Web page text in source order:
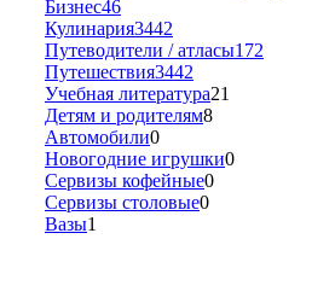
Бизнес46
Кулинария3442
Путеводители / атласы172
Путешествия3442
Учебная литература21
Детям и родителям8
Автомобили0
Новогодние игрушки0
Сервизы кофейные0
Сервизы столовые0
Вазы1